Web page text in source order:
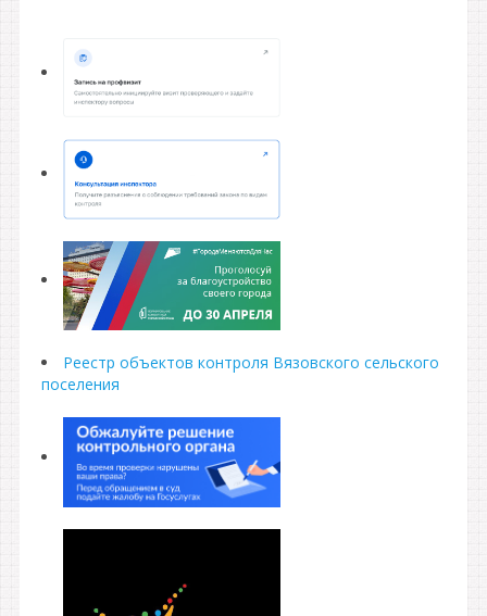
Реестр объектов контроля Вязовского сельского
поселения